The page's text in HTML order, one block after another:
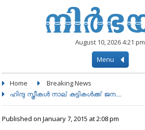
August 10, 2026 4:21 pm
Menu
Home Breaking News
ഹിന്ദു സ്ത്രീകള്‍ നാല് കുട്ടികള്‍ക്ക് ജന....
Published on January 7, 2015 at 2:08 pm